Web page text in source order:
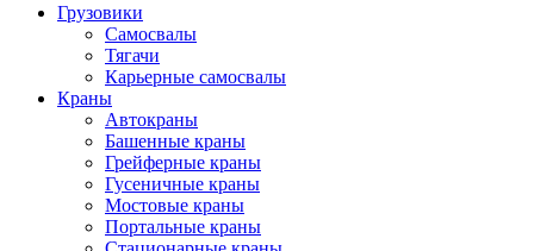
Грузовики
Самосвалы
Тягачи
Карьерные самосвалы
Краны
Автокраны
Башенные краны
Грейферные краны
Гусеничные краны
Мостовые краны
Портальные краны